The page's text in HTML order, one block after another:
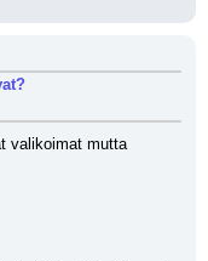
valikoimat mutta